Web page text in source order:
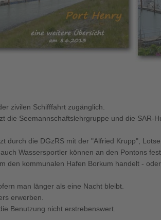
zivilen Schifffahrt zugänglich.
die Seemannschaftslehrgruppe und die SAR-
durch die DGzRS mit der "Alfried Krupp",
Wassersportler können an den Pontons
den kommunalen Hafen Borkum handelt -
man länger als eine Nacht bleibt.
erwerben.
Benutzung nicht erstrebenswert.